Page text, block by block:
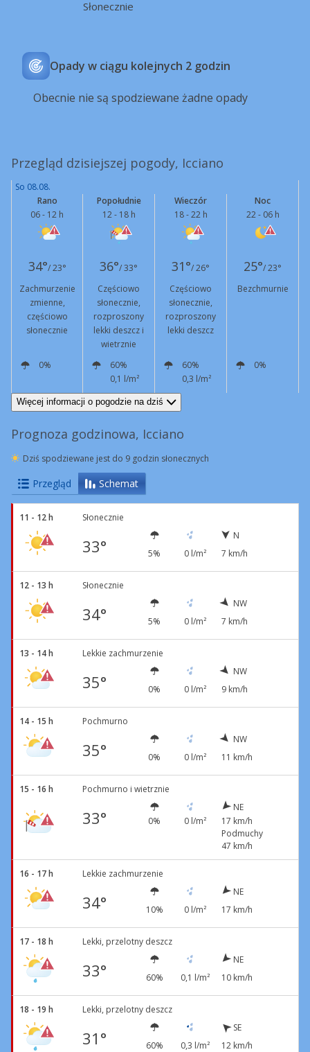
Słonecznie
Opady w ciągu kolejnych 2 godzin
Obecnie nie są spodziewane żadne opady
Przegląd dzisiejszej pogody, Icciano
So 08.08.
Rano
06 - 12 h
Popołudnie
12 - 18 h
Wieczór
18 - 22 h
Noc
22 - 06 h
34°/ 23° 36°/ 33° 31°/ 26° 25°/ 23°
Zachmurzenie
zmienne,
częściowo
słonecznie
Częściowo
słonecznie,
rozproszony
lekki deszcz i
wietrznie
Częściowo
słonecznie,
rozproszony
lekki deszcz
Bezchmurnie
0%
60%
0,1 l/m²
60%
0,3 l/m²
0%
N
5 km/h N
12 km/h
Podmuchy
47 km/h
Więcej informacji o pogodzie na dziś
Prognoza godzinowa, Icciano
Dziś spodziewane jest do 9 godzin słonecznych
Przegląd Schemat
11 - 12 h Słonecznie
33° 5% 0 l/m²
N
7 km/h
12 - 13 h Słonecznie
34° 5% 0 l/m²
NW
7 km/h
13 - 14 h Lekkie zachmurzenie
35° 0% 0 l/m²
NW
9 km/h
14 - 15 h Pochmurno
35° 0% 0 l/m²
NW
11 km/h
15 - 16 h Pochmurno i wietrznie
33° 0% 0 l/m²
NE
17 km/h
Podmuchy
47 km/h
16 - 17 h Lekkie zachmurzenie
34° 10% 0 l/m²
NE
17 km/h
17 - 18 h Lekki, przelotny deszcz
33° 60% 0,1 l/m²
NE
10 km/h
18 - 19 h Lekki, przelotny deszcz
31° 60% 0,3 l/m²
SE
12 km/h